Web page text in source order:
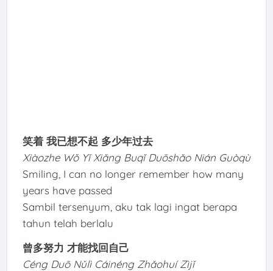
笑着 我已想不起 多少年过去
Xiàozhe Wǒ Yǐ Xiǎng Buqǐ Duōshǎo Nián Guòqù
Smiling, I can no longer remember how many
years have passed
Sambil tersenyum, aku tak lagi ingat berapa
tahun telah berlalu
曾多努力 才能找回自己
Céng Duō Nǔlì Cáinéng Zhǎohuí Zìjǐ